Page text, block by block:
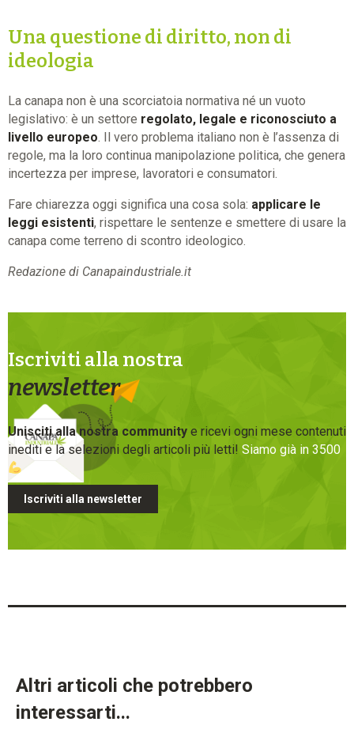
Una questione di diritto, non di
ideologia
La canapa non è una scorciatoia normativa né un vuoto
legislativo: è un settore regolato, legale e riconosciuto a
livello europeo. Il vero problema italiano non è l’assenza di
regole, ma la loro continua manipolazione politica, che genera
incertezza per imprese, lavoratori e consumatori.
Fare chiarezza oggi significa una cosa sola: applicare le
leggi esistenti, rispettare le sentenze e smettere di usare la
canapa come terreno di scontro ideologico.
Redazione di Canapaindustriale.it
Iscriviti alla nostra
newsletter
Unisciti alla nostra community e ricevi ogni mese contenuti
inediti e la selezioni degli articoli più letti! Siamo già in 3500
Iscriviti alla newsletter
Altri articoli che potrebbero
interessarti...